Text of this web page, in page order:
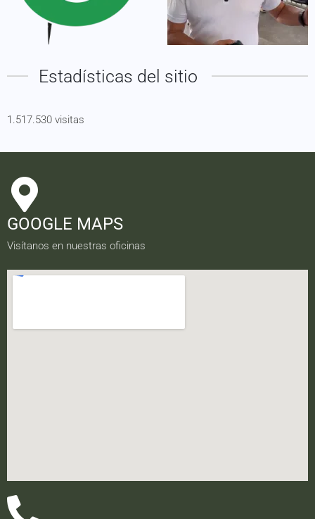
Estadísticas del sitio
1.517.530 visitas
GOOGLE MAPS
Visítanos en nuestras oficinas